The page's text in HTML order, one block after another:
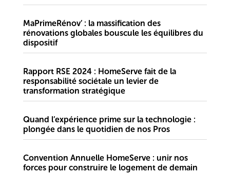
MaPrimeRénov’ : la massification des
rénovations globales bouscule les équilibres du
dispositif
Rapport RSE 2024 : HomeServe fait de la
responsabilité sociétale un levier de
transformation stratégique
Quand l’expérience prime sur la technologie :
plongée dans le quotidien de nos Pros
Convention Annuelle HomeServe : unir nos
forces pour construire le logement de demain